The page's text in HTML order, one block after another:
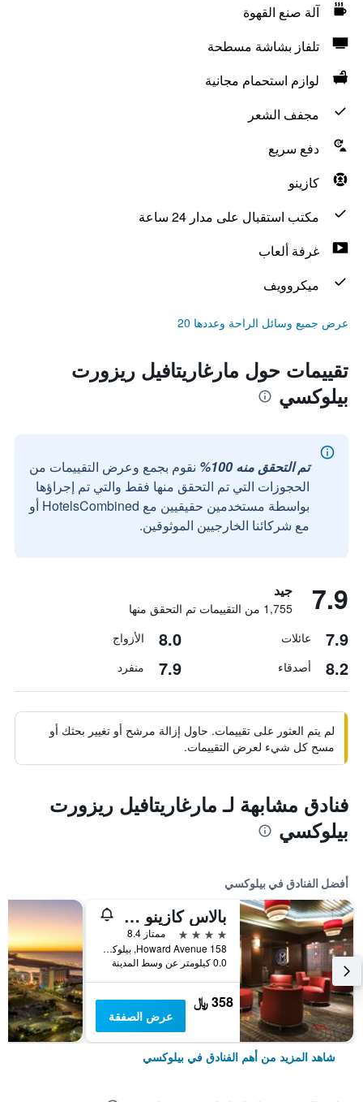
آلة صنع القهوة
تلفاز بشاشة مسطحة
لوازم استحمام مجانية
مجفف الشعر
دفع سريع
كازينو
مكتب استقبال على مدار 24 ساعة
غرفة ألعاب
ميكروويف
عرض جميع وسائل الراحة وعددها 20
تقييمات حول مارغاريتافيل ريزورت
بيلوكسي
تم التحقق منه 100%
نقوم بجمع وعرض التقييمات من
الحجوزات التي تم التحقق منها فقط والتي تم إجراؤها
بواسطة مستخدمين حقيقيين مع HotelsCombined أو
مع شركائنا الخارجيين الموثوقين.
7.9 جيد
1,755 من التقييمات تم التحقق منها
7.9 عائلات 8.0 الأزواج
8.2 أصدقاء 7.9 منفرد
لم يتم العثور على تقييمات. حاول إزالة مرشح أو تغيير بحثك أو
مسح كل شيء لعرض التقييمات.
فنادق مشابهة لـ مارغاريتافيل ريزورت
بيلوكسي
أفضل الفنادق في بيلوكسي
بالاس كازينو ريزورت
4 نجوم
ممتاز 8.4
158 Howard Avenue, بيلوكسي, MS, الولايات المتحدة الأميريكية
0.0 كيلومتر عن وسط المدينة
358 ﷼
عرض الصفقة
شاهد المزيد من أهم الفنادق في بيلوكسي